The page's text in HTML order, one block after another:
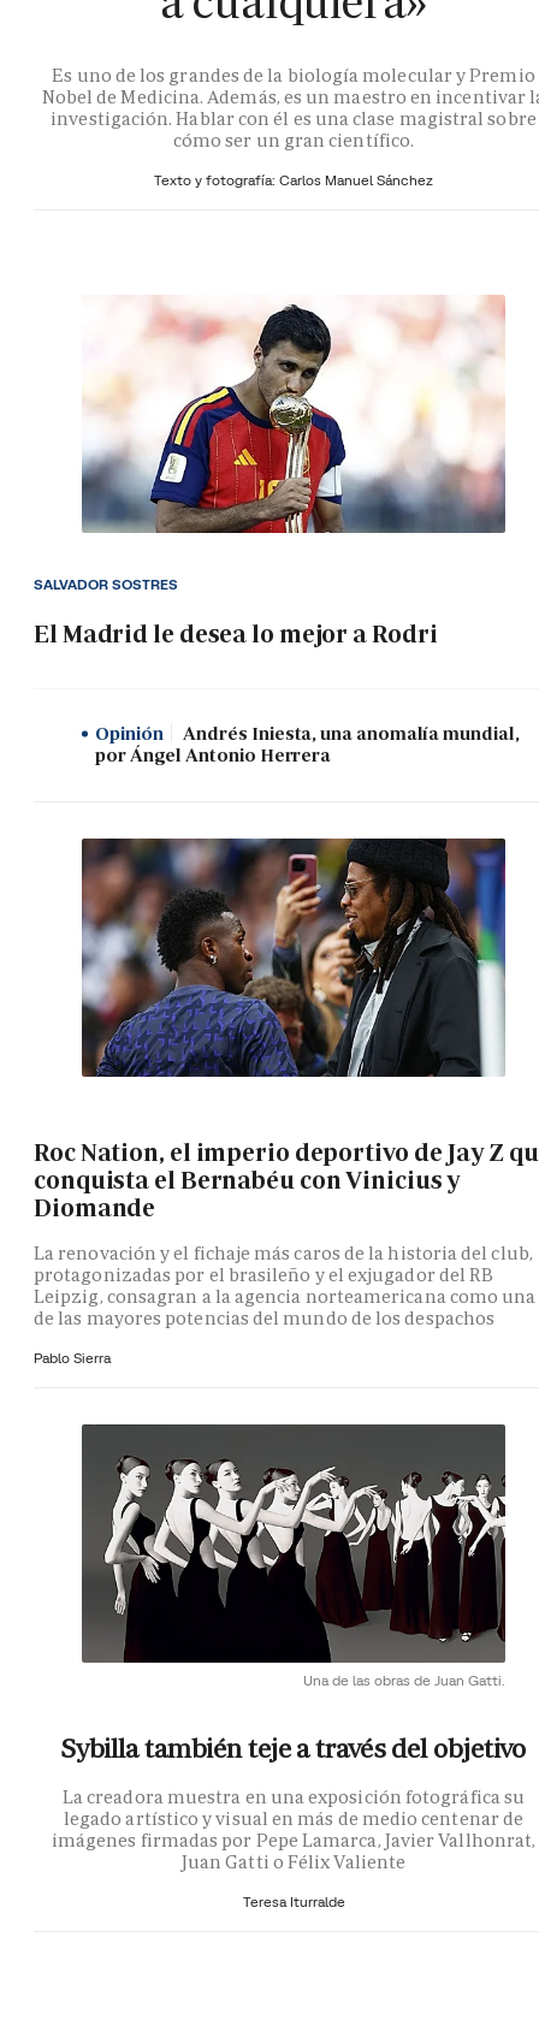
Es uno de los grandes de la biología molecular y Premio
Nobel de Medicina. Además, es un maestro en incentivar
investigación. Hablar con él es una clase magistral sobre
cómo ser un gran científico.
Texto y fotografía: Carlos Manuel Sánchez
El Madrid le desea lo mejor a Rodri
SALVADOR SOSTRES
Opinión
Andrés Iniesta, una anomalía mundial,
por Ángel Antonio Herrera
Roc Nation, el imperio deportivo de Jay Z
conquista el Bernabéu con Vinicius y
Diomande
La renovación y el fichaje más caros de la historia del club,
protagonizadas por el brasileño y el exjugador del RB
Leipzig, consagran a la agencia norteamericana como una
de las mayores potencias del mundo de los despachos
Pablo Sierra
Una de las obras de Juan Gatti.
Sybilla también teje a través del objetivo
La creadora muestra en una exposición fotográfica su
legado artístico y visual en más de medio centenar de
imágenes firmadas por Pepe Lamarca, Javier Vallhonrat,
Juan Gatti o Félix Valiente
Teresa Iturralde